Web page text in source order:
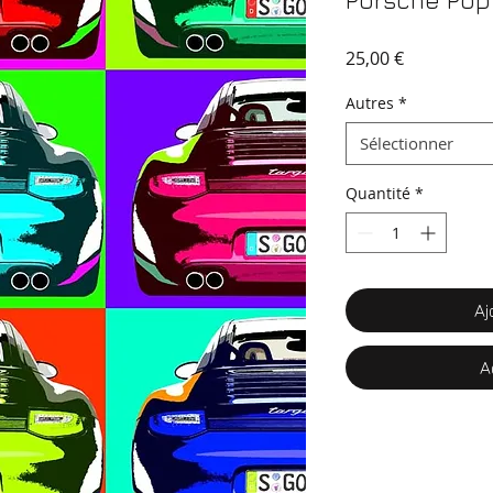
25,00 €Prix
Autres *
Sélectionner
Quantité *